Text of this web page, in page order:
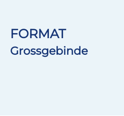
FORMAT
Grossgebinde